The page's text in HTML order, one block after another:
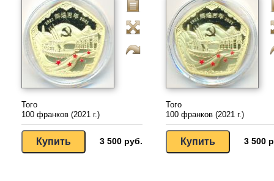
Того
100 франков (2021 г.)
3 500 руб.
Того
100 франков (2021 г.)
3 500